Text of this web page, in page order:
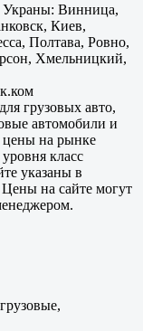
Украны: Винница,
Киев,
Полтава, Ровно,
Хмельницкий,
грузовых авто,
автомобили и
на рынке
класс
указаны в
на сайте могут